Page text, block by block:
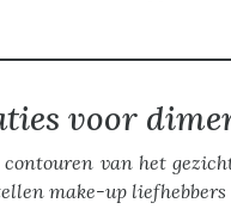
voor
van het
make-up